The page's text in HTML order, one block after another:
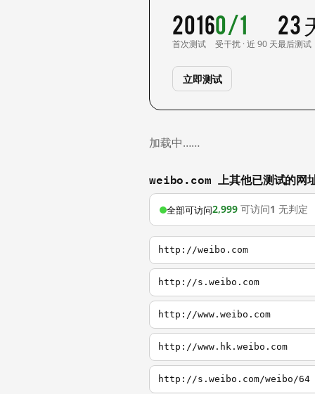
2016
首次测试
0/1
受干扰 · 近 90 天
23
最后测试
立即测试
加载中……
weibo.com 上其他已测试的网
全部可访问2,999 可访问1 无判定
http://weibo.com
http://s.weibo.com
http://www.weibo.com
http://www.hk.weibo.com
http://s.weibo.com/weibo/64